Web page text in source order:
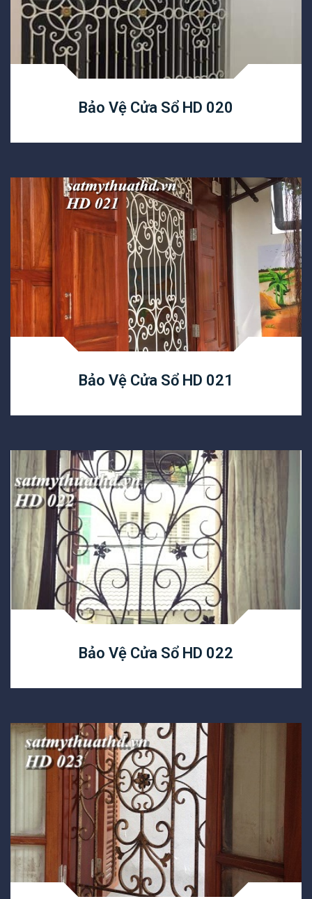
Bảo Vệ Cửa Sổ HD 020
Bảo Vệ Cửa Sổ HD 021
Bảo Vệ Cửa Sổ HD 022